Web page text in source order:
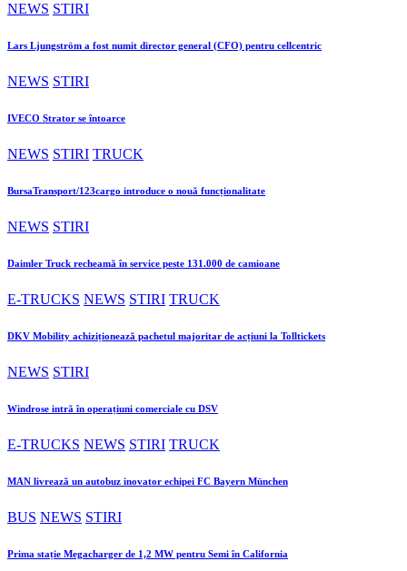
NEWS STIRI
Lars Ljungström a fost numit director general (CFO) pentru cellcentric
NEWS STIRI
IVECO Strator se întoarce
NEWS STIRI TRUCK
BursaTransport/123cargo introduce o nouă funcționalitate
NEWS STIRI
Daimler Truck recheamă în service peste 131.000 de camioane
E-TRUCKS NEWS STIRI TRUCK
DKV Mobility achiziționează pachetul majoritar de acțiuni la Tolltickets
NEWS STIRI
Windrose intră în operațiuni comerciale cu DSV
E-TRUCKS NEWS STIRI TRUCK
MAN livrează un autobuz inovator echipei FC Bayern München
BUS NEWS STIRI
Prima stație Megacharger de 1,2 MW pentru Semi în California